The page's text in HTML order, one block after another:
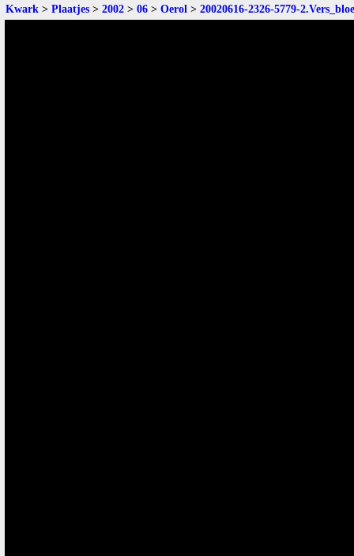
Kwark > Plaatjes > 2002 > 06 > Oerol > 20020616-2326-5779-